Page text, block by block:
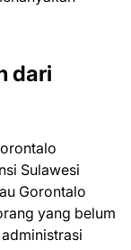
dari
Sulawesi
Gorontalo
yang belum